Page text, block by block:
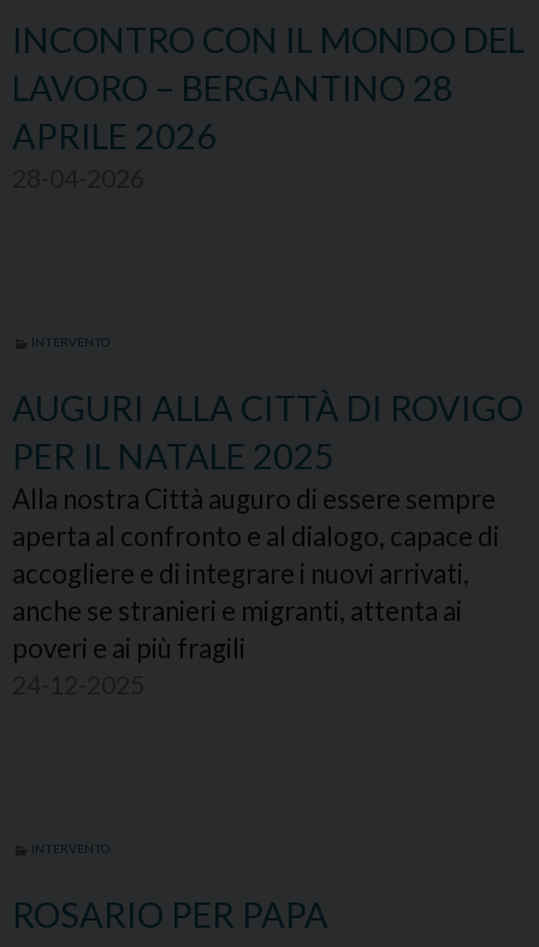
INCONTRO CON IL MONDO DEL
LAVORO – BERGANTINO 28
APRILE 2026
INTERVENTO
AUGURI ALLA CITTÀ DI ROVIGO
PER IL NATALE 2025
Alla nostra Città auguro di essere sempre
aperta al confronto e al dialogo, capace di
accogliere e di integrare i nuovi arrivati,
anche se stranieri e migranti, attenta ai
poveri e ai più fragili
INTERVENTO
ROSARIO PER PAPA